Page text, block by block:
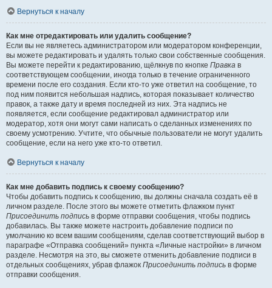
Вернуться к началу
Как мне отредактировать или удалить сообщение?
Если вы не являетесь администратором или модератором конференции,
вы можете редактировать и удалять только свои собственные сообщения.
Вы можете перейти к редактированию, щёлкнув по кнопке Правка в
соответствующем сообщении, иногда только в течение ограниченного
времени после его создания. Если кто-то уже ответил на сообщение, то
под ним появится небольшая надпись, которая показывает количество
правок, а также дату и время последней из них. Эта надпись не
появляется, если сообщение редактировал администратор или
модератор, хотя они могут сами написать о сделанных изменениях по
своему усмотрению. Учтите, что обычные пользователи не могут удалить
сообщение, если на него уже кто-то ответил.
Вернуться к началу
Как мне добавить подпись к своему сообщению?
Чтобы добавить подпись к сообщению, вы должны сначала создать её в
личном разделе. После этого вы можете отметить флажком пункт
Присоединить подпись в форме отправки сообщения, чтобы подпись
добавилась. Вы также можете настроить добавление подписи по
умолчанию ко всем вашим сообщениям, сделав соответствующий выбор в
параграфе «Отправка сообщений» пункта «Личные настройки» в личном
разделе. Несмотря на это, вы сможете отменить добавление подписи в
отдельных сообщениях, убрав флажок Присоединить подпись в форме
отправки сообщения.